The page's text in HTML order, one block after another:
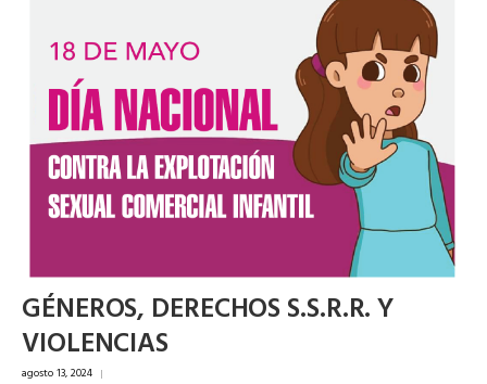
GÉNEROS, DERECHOS S.S.R.R. Y
VIOLENCIAS
agosto 13, 2024 |